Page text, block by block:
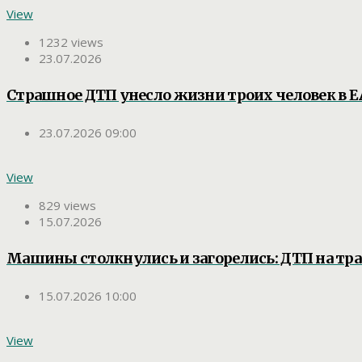
View
1232 views
23.07.2026
Страшное ДТП унесло жизни троих человек в
23.07.2026 09:00
View
829 views
15.07.2026
Машины столкнулись и загорелись: ДТП на
15.07.2026 10:00
View